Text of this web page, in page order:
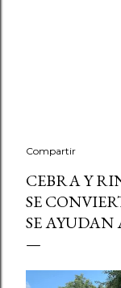
Compartir
CEBRA Y
SE
SE